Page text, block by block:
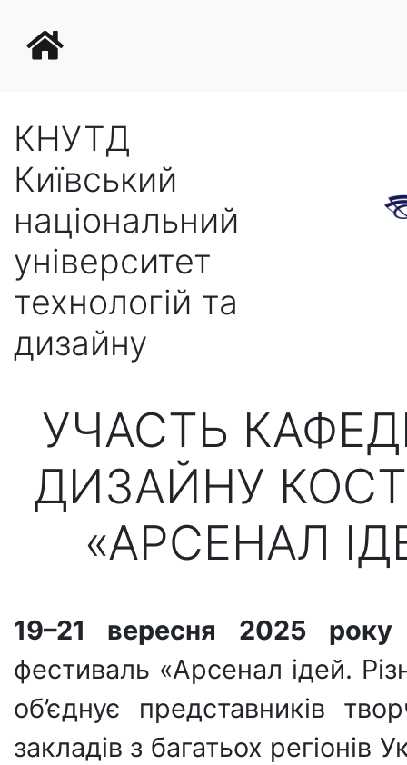
КНУТД
Київський
національний
університет
технологій та
дизайну
УЧАСТЬ
ДИЗАЙНУ
«АРСЕНАЛ
19–21 вересня 2025 року
фестиваль «Арсенал ідей.
об’єднує представників
закладів з багатьох